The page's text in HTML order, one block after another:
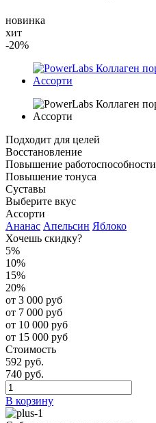
новинка
хит
-20%
Подходит для целей
Восстановление
Повышение работоспособности
Повышение тонуса
Суставы
Выберите вкус
Ассорти
Ананас Апельсин Яблоко
Хочешь скидку?
5%
10%
15%
20%
от 3 000 руб
от 7 000 руб
от 10 000 руб
от 15 000 руб
Стоимость
592 руб.
740 руб.
В корзину